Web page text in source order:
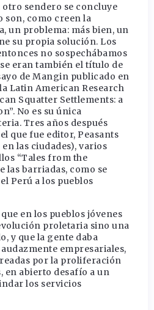
otro sendero se concluye
son, como creen la
un problema: más bien, un
su propia solución. Los
no sospechábamos
eran también el título de
de Mangin publicado en
Latin American Research
Squatter Settlements: a
No es su única
Tres años después
que fue editor, Peasants
las ciudades), varios
“Tales from the
las barriadas, como se
Perú a los pueblos
en los pueblos jóvenes
proletaria sino una
y que la gente daba
empresariales,
por la proliferación
en abierto desafío a un
los servicios